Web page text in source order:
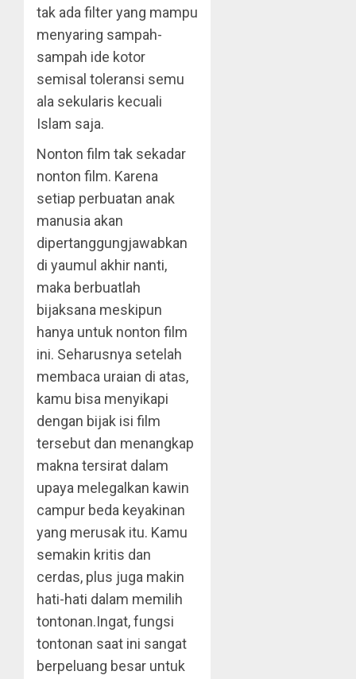
tak ada filter yang mampu
menyaring sampah-
sampah ide kotor
semisal toleransi semu
ala sekularis kecuali
Islam saja.
Nonton film tak sekadar
nonton film. Karena
setiap perbuatan anak
manusia akan
dipertanggungjawabkan
di yaumul akhir nanti,
maka berbuatlah
bijaksana meskipun
hanya untuk nonton film
ini. Seharusnya setelah
membaca uraian di atas,
kamu bisa menyikapi
dengan bijak isi film
tersebut dan menangkap
makna tersirat dalam
upaya melegalkan kawin
campur beda keyakinan
yang merusak itu. Kamu
semakin kritis dan
cerdas, plus juga makin
hati-hati dalam memilih
tontonan.Ingat, fungsi
tontonan saat ini sangat
berpeluang besar untuk